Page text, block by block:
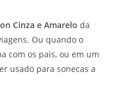
Cinza e Amarelo da
Ou quando o
com os pais, ou em um
usado para sonecas a